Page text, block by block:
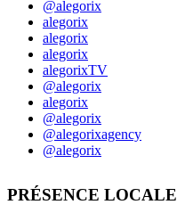
@alegorix
alegorix
alegorix
alegorix
alegorixTV
@alegorix
alegorix
@alegorix
@alegorixagency
@alegorix
PRÉSENCE LOCALE